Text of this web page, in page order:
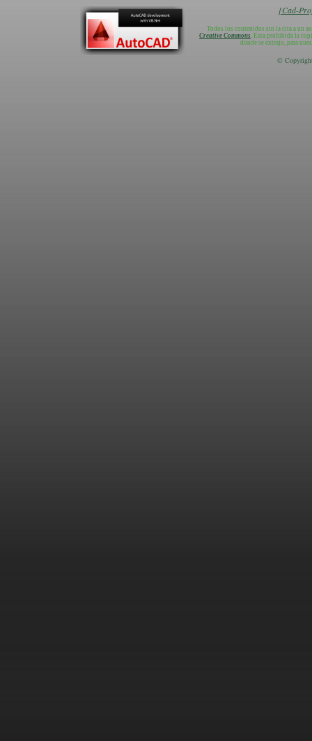
[Cad-
Todos los contenidos sin la cita a un
Creative Commons. Esta prohibida la
donde se extrajo, para
© Copyright